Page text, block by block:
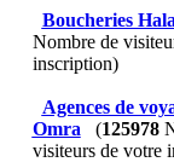
Boucheries
Nombre de
inscription)
Agences de
Omra
(125978
visiteurs de votre